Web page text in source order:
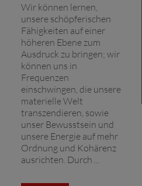
Wir können lernen,
unsere schöpferischen
Fähigkeiten auf einer
höheren Ebene zum
Ausdruck zu bringen; wir
können uns in
Frequenzen
einschwingen, die unsere
materielle Welt
transzendieren, sowie
unser Bewusstsein und
unsere Energie auf mehr
Ordnung und Kohärenz
ausrichten. Durch ...